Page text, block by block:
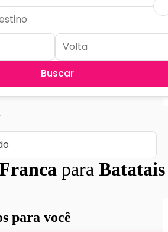
Buscar
para Batatais
para você